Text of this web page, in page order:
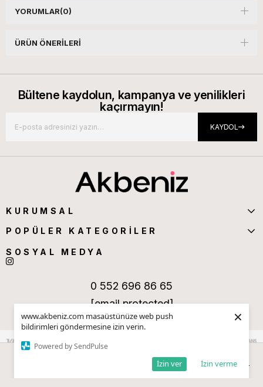
www.akbeniz.com masaüstünüze web push
bildirimleri göndermesine izin verin.
Powered by SendPulse
İzin verme
İzin ver
×
YORUMLAR(0)
ÜRÜN ÖNERILERI
Bültene kaydolun, kampanya ve yenilikleri
kaçırmayın!
KAYDOL
KURUMSAL
POPÜLER KATEGORİLER
SOSYAL MEDYA
0 552 696 86 65
[email protected]
Favorilerim Kategoriler